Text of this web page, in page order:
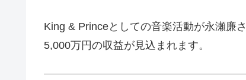
King & Princeとしての音楽活動が永瀬廉
5,000万円の収益が見込まれます。